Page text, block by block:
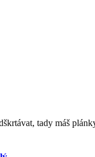
tady máš